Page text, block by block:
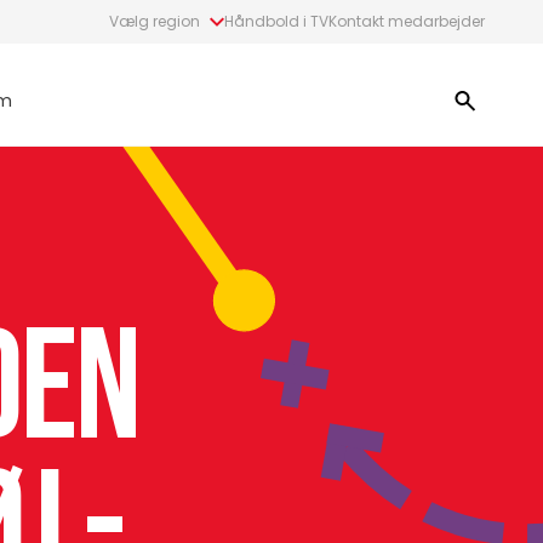
Vælg region Håndbold i TVKontakt medarbejder